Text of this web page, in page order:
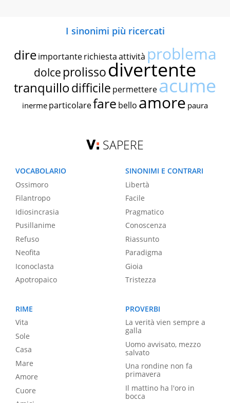
I sinonimi più ricercati
dire importante richiestaattività problema
dolce prolissodivertente
tranquillodifficile permettereacume
inerme particolarefare bello amore paura
SAPERE
VOCABOLARIO
Ossimoro
Filantropo
Idiosincrasia
Pusillanime
Refuso
Neofita
Iconoclasta
Apotropaico
SINONIMI E CONTRARI
Libertà
Facile
Pragmatico
Conoscenza
Riassunto
Paradigma
Gioia
Tristezza
RIME
Vita
Sole
Casa
Mare
Amore
Cuore
PROVERBI
La verità vien sempre a
galla
Uomo avvisato, mezzo
salvato
Una rondine non fa
primavera
Il mattino ha l'oro in
bocca